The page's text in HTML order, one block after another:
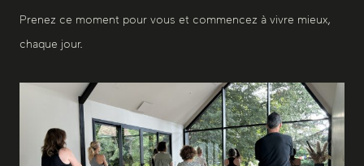
Prenez ce moment pour vous et commencez à vivre mieux,
chaque jour.